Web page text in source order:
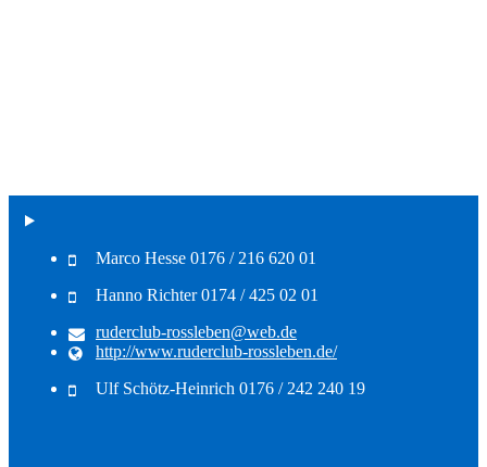
Marco Hesse 0176 / 216 620 01
Hanno Richter 0174 / 425 02 01
ruderclub-rossleben@web.de
http://www.ruderclub-rossleben.de/
Ulf Schötz-Heinrich 0176 / 242 240 19